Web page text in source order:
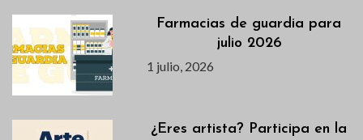
Farmacias de guardia para
julio 2026
1 julio, 2026
¿Eres artista? Participa en la